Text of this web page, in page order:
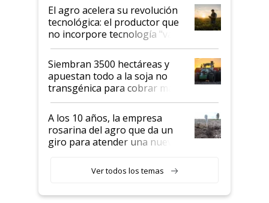
El agro acelera su revolución
tecnológica: el productor que
no incorpore tecnología "va a
perder el tren"
Siembran 3500 hectáreas y
apuestan todo a la soja no
transgénica para cobrar más
por tonelada: compraron un
semillero
A los 10 años, la empresa
rosarina del agro que da un
giro para atender una nueva
Ver todos los temas